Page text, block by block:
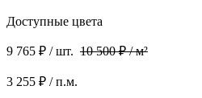
Доступные цвета
9 765 ₽ / шт. 10 500 ₽ / м²
3 255 ₽ / п.м.